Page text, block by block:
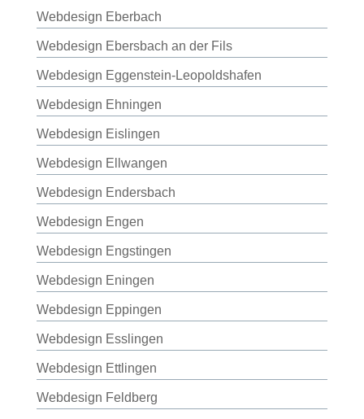
Webdesign Eberbach
Webdesign Ebersbach an der Fils
Webdesign Eggenstein-Leopoldshafen
Webdesign Ehningen
Webdesign Eislingen
Webdesign Ellwangen
Webdesign Endersbach
Webdesign Engen
Webdesign Engstingen
Webdesign Eningen
Webdesign Eppingen
Webdesign Esslingen
Webdesign Ettlingen
Webdesign Feldberg